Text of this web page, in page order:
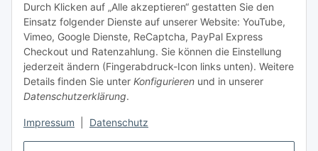
Durch Klicken auf „Alle akzeptieren“ gestatten Sie den
Einsatz folgender Dienste auf unserer Website: YouTube,
Vimeo, Google Dienste, ReCaptcha, PayPal Express
Checkout und Ratenzahlung. Sie können die Einstellung
jederzeit ändern (Fingerabdruck-Icon links unten). Weitere
Details finden Sie unter Konfigurieren und in unserer
Datenschutzerklärung.
Impressum Datenschutz
Unsere Seiten
Social Media
Vertrag widerrufen